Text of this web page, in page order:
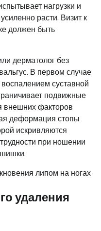
нагрузки и
расти. Визит к
должен быть
дерматолог без
В первом случае
суставной
подвижные
внешних факторов
деформация стопы
искривляются
при ношении
удаления